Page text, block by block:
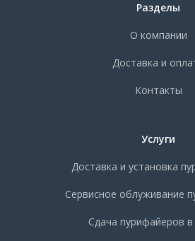
Разделы
О компании
Доставка и
Контакты
Услуги
Доставка и установка
Сервисное облуживание
Сдача пурифайеров в